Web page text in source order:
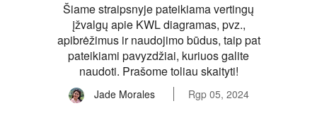
Šiame straipsnyje pateikiama vertingų
įžvalgų apie KWL diagramas, pvz.,
apibrėžimus ir naudojimo būdus, taip pat
pateikiami pavyzdžiai, kuriuos galite
naudoti. Prašome toliau skaityti!
Jade Morales Rgp 05, 2024